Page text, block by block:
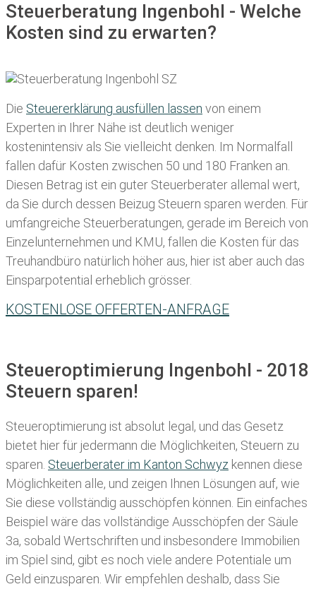
Steuerberatung Ingenbohl - Welche
Kosten sind zu erwarten?
Die Steuererklärung ausfüllen lassen von einem
Experten in Ihrer Nähe ist deutlich weniger
kostenintensiv als Sie vielleicht denken. Im Normalfall
fallen dafür Kosten zwischen 50 und 180 Franken an.
Diesen Betrag ist ein guter Steuerberater allemal wert,
da Sie durch dessen Beizug Steuern sparen werden. Für
umfangreiche Steuerberatungen, gerade im Bereich von
Einzelunternehmen und KMU, fallen die Kosten für das
Treuhandbüro natürlich höher aus, hier ist aber auch das
Einsparpotential erheblich grösser.
KOSTENLOSE OFFERTEN-ANFRAGE
Steueroptimierung Ingenbohl - 2018
Steuern sparen!
Steueroptimierung ist absolut legal, und das Gesetz
bietet hier für jedermann die Möglichkeiten, Steuern zu
sparen. Steuerberater im K anton Schwyz kennen diese
Möglichkeiten alle, und zeigen Ihnen Lösungen auf, wie
Sie diese vollständig ausschöpfen können. Ein einfaches
Beispiel wäre das vollständige Ausschöpfen der Säule
3a, sobald Wertschriften und insbesondere Immobilien
im Spiel sind, gibt es noch viele andere Potentiale um
Geld einzusparen. Wir empfehlen deshalb, dass Sie